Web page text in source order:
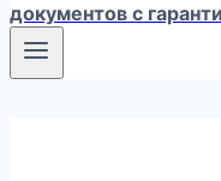
документов с